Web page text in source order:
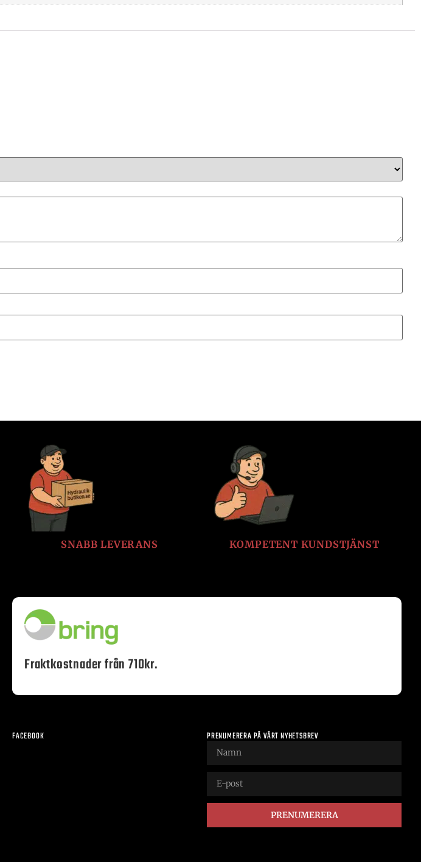
SNABB LEVERANS KOMPETENT KUNDSTJÄNST
Fraktkostnader från 710kr.
FACEBOOK PRENUMERERA PÅ VÅRT NYHETSBREV
PRENUMERERA